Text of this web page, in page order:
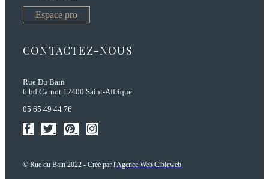
Espace pro
CONTACTEZ-NOUS
Rue Du Bain
6 bd Carnot 12400 Saint-Affrique
05 65 49 44 76
© Rue du Bain 2022 - Créé par l'Agence Web Cibleweb